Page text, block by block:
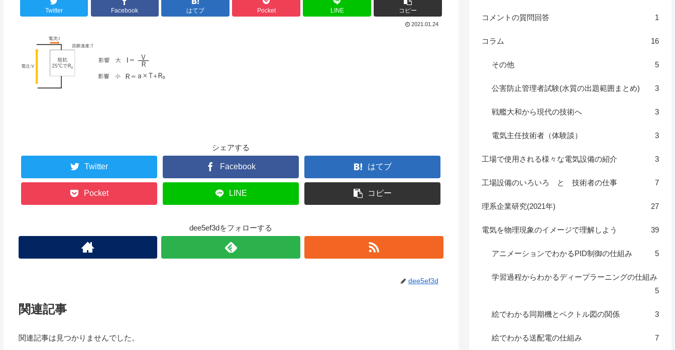
Twitter Facebook はてブ Pocket LINE コピー
2021.01.24
シェアする
Twitter Facebook はてブ
Pocket LINE コピー
dee5ef3dをフォローする
dee5ef3d
関連記事
関連記事は見つかりませんでした。
コメントの質問回答 1
コラム 16
その他 5
公害防止管理者試験(水質の出題範囲まとめ) 3
戦艦大和から現代の技術へ 3
電気主任技術者（体験談） 3
工場で使用される様々な電気設備の紹介 3
工場設備のいろいろ と 技術者の仕事 7
理系企業研究(2021年) 27
電気を物理現象のイメージで理解しよう 39
アニメーションでわかるPID制御の仕組み 5
学習過程からわかるディープラーニングの仕組み
5
絵でわかる同期機とベクトル図の関係 3
絵でわかる送配電の仕組み 7